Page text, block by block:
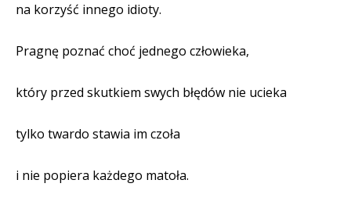
na korzyść innego idioty.
Pragnę poznać choć jednego człowieka,
który przed skutkiem swych błędów nie ucieka
tylko twardo stawia im czoła
i nie popiera każdego matoła.